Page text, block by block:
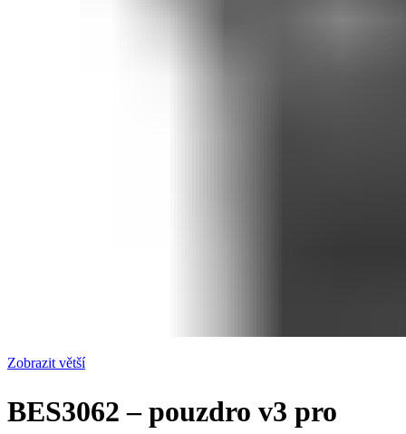
Zobrazit větší
BES3062 – pouzdro v3 pro